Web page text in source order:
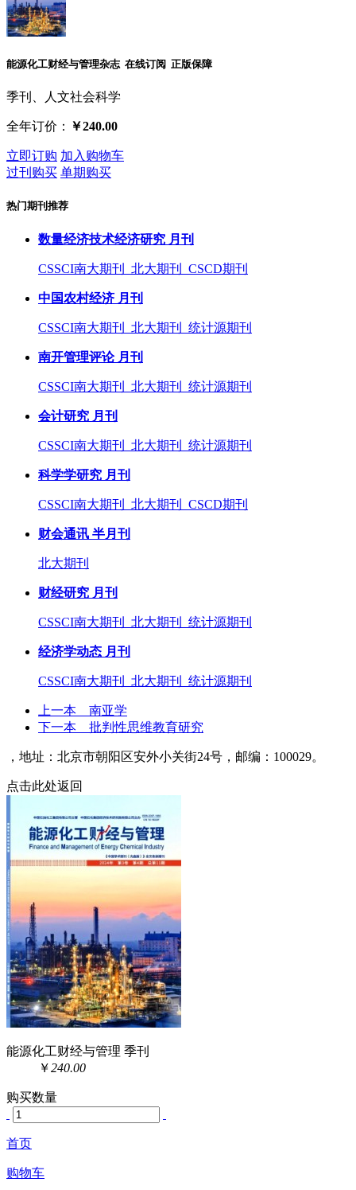
能源化工财经与管理杂志 在线订阅 正版保障
季刊、人文社会科学
全年订价： ￥240.00
立即订购 加入购物车
过刊购买 单期购买
热门期刊推荐
数量经济技术经济研究 月刊
CSSCI南大期刊 北大期刊 CSCD期刊
中国农村经济 月刊
CSSCI南大期刊 北大期刊 统计源期刊
南开管理评论 月刊
CSSCI南大期刊 北大期刊 统计源期刊
会计研究 月刊
CSSCI南大期刊 北大期刊 统计源期刊
科学学研究 月刊
CSSCI南大期刊 北大期刊 CSCD期刊
财会通讯 半月刊
北大期刊
财经研究 月刊
CSSCI南大期刊 北大期刊 统计源期刊
经济学动态 月刊
CSSCI南大期刊 北大期刊 统计源期刊
上一本 南亚学
下一本 批判性思维教育研究
，地址：北京市朝阳区安外小关街24号，邮编：100029。
点击此处返回
能源化工财经与管理 季刊
￥240.00
购买数量
首页
购物车